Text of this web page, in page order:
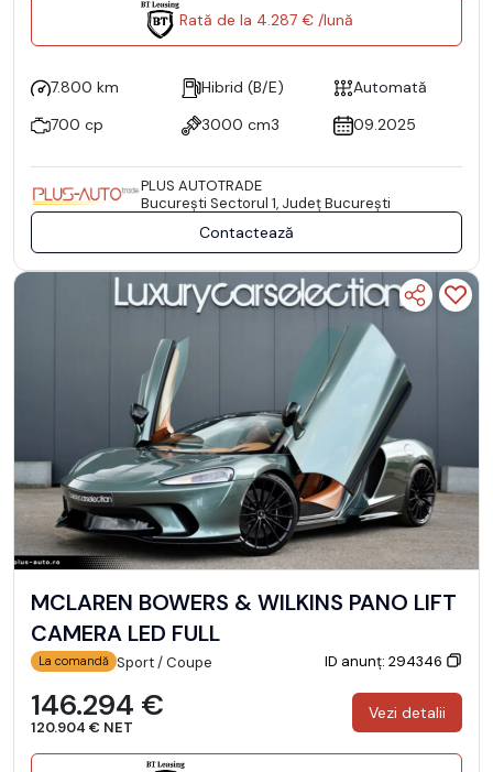
Rată de la 4.287 € /lună
7.800 km Hibrid (B/E)
Automată
700 cp
3000 cm3 09.2025
PLUS AUTOTRADE
Bucureşti Sectorul 1, Județ București
Contactează
MCLAREN BOWERS & WILKINS PANO LIFT
CAMERA LED FULL
La comandă Sport / Coupe ID anunț: 294346
146.294 €
120.904 € NET
Vezi detalii